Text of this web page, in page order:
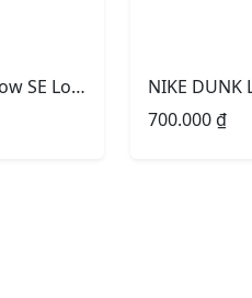
Nike Dunk Low SE Lottery Pack Grey Fog
700.000₫